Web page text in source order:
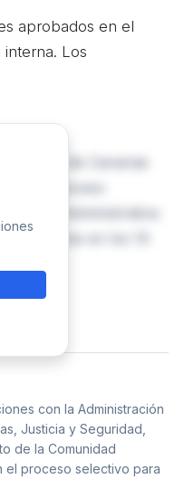
aprobados en el
Los
Justicia de Canarias
el proceso
y Administrativa
en los 10
con la Administración
Justicia y Seguridad,
de la Comunidad
el proceso selectivo para